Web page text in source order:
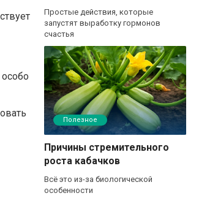
Простые действия, которые
запустят выработку гормонов
счастья
Полезное
Причины стремительного
роста кабачков
Всё это из-за биологической
особенности